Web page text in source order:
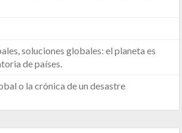
soluciones globales: el planeta es
de países.
o la crónica de un desastre